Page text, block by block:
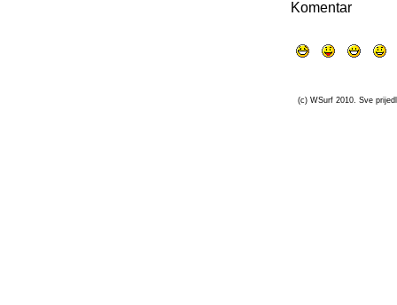
Komentar
(c) WSurf 2010. Sve